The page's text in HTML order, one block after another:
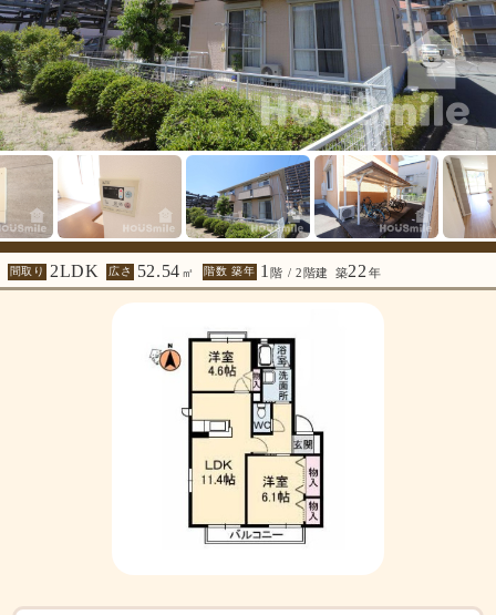
間取り 2LDK 広さ 52.54 ㎡ 階数 築年 1 階 / 2階建 築22 年